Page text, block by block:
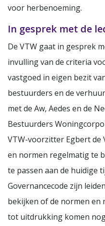
voor herbenoeming.
In gesprek met de
De VTW gaat in gesprek
invulling van de criteria
vastgoed in eigen bezit
bestuurders en de
met de Aw, Aedes en de
Bestuurders
VTW-voorzitter Egbert de
en normen regelmatig te
te passen aan de huidige
Governancecode zijn
bekijken of de normen en
tot uitdrukking komen